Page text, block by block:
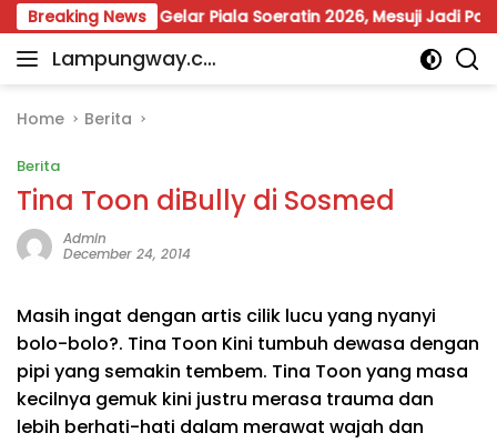
Skip
to
content
Breaking NewsGelar Piala Soeratin 2026, Mesuji Jadi Panggung
Lampungway.co
Portal
Daerah
Terpercaya
dan
Terupdate
Home Berita
Berita
Tina Toon diBully di Sosmed
Admin
December 24, 2014
Masih ingat dengan artis cilik lucu yang nyanyi
bolo-bolo?. Tina Toon Kini tumbuh dewasa dengan
pipi yang semakin tembem. Tina Toon yang masa
kecilnya gemuk kini justru merasa trauma dan
lebih berhati-hati dalam merawat wajah dan